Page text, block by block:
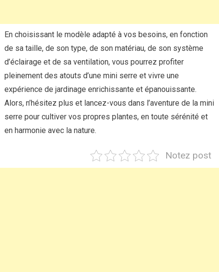
En choisissant le modèle adapté à vos besoins, en fonction
de sa taille, de son type, de son matériau, de son système
d’éclairage et de sa ventilation, vous pourrez profiter
pleinement des atouts d’une mini serre et vivre une
expérience de jardinage enrichissante et épanouissante.
Alors, n’hésitez plus et lancez-vous dans l’aventure de la mini
serre pour cultiver vos propres plantes, en toute sérénité et
en harmonie avec la nature.
Notez post